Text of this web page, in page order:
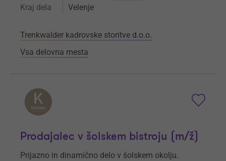
Kraj dela Velenje
Trenkwalder kadrovske storitve d.o.o.
Vsa delovna mesta
Prodajalec v šolskem bistroju (m/ž)
Prijazno in dinamično delo v šolskem okolju.